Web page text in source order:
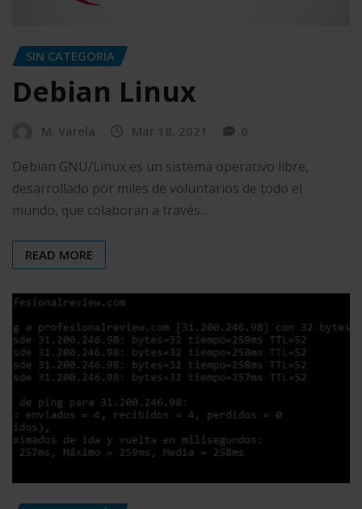
SIN CATEGORÍA
Debian Linux
M. Varela Mar 18, 2021 0
Debian GNU/Linux es un sistema operativo libre,
desarrollado por miles de voluntarios de todo el
mundo, que colaboran a través…
READ MORE